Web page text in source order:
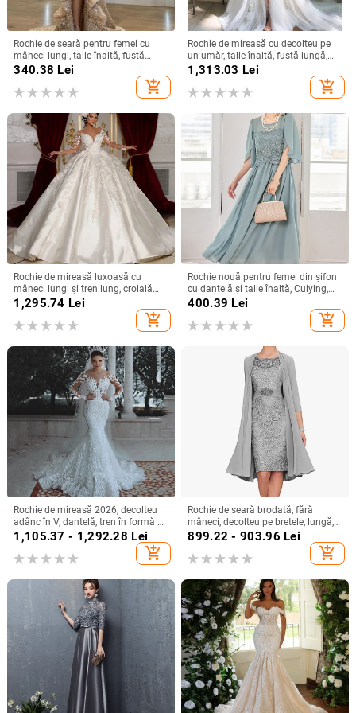
Rochie de seară pentru femei cu
mâneci lungi, talie înaltă, fustă
lungă, țesătură spray metalică,
340.38 Lei
add_shopping_cart
Rochie de mireasă cu decolteu pe
un umăr, talie înaltă, fustă lungă,
poliester
1,313.03 Lei
add_shopping_cart
Rochie de mireasă luxoasă cu
mâneci lungi și tren lung, croială
slim, talie înaltă
1,295.74 Lei
add_shopping_cart
Rochie nouă pentru femei din șifon
cu dantelă și talie înaltă, Cuiying,
Cuiying, rochie lungă elegantă cu
400.39 Lei
add_shopping_cart
Rochie de mireasă 2026, decolteu
adânc în V, dantelă, tren în formă de
coadă de pește, stil european-
american
1,105.37 - 1,292.28 Lei
add_shopping_cart
Rochie de seară brodată, fără
mâneci, decolteu pe bretele, lungă,
siluetă la talia medie
899.22 - 903.96 Lei
add_shopping_cart